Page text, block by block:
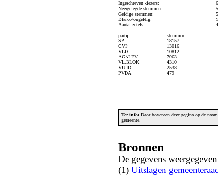
Ingeschreven kiezers:
Neergelegde stemmen:
Geldige stemmen:
Blanco/ongeldig:
Aantal zetels:
partij
SP
CVP
VLD
AGALEV
VL.BLOK
VU-ID
PVDA
stemmen
18157
13016
10812
7963
4310
2538
479
Ter info: Door bovenaan deze pagina op de
gemeente.
Bronnen
De gegevens
(1) Uitslagen